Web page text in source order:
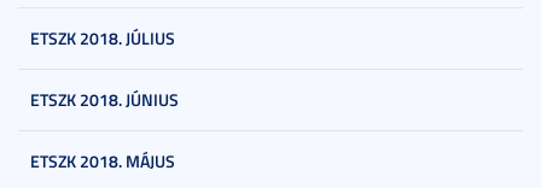
ETSZK 2018. JÚLIUS
ETSZK 2018. JÚNIUS
ETSZK 2018. MÁJUS